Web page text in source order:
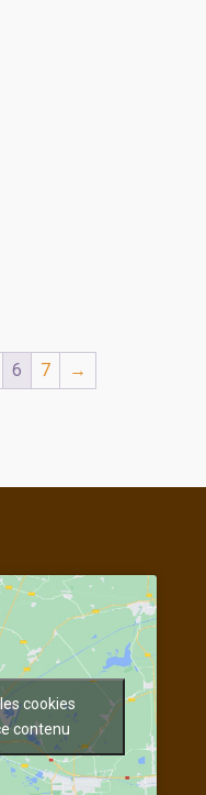
6 7 →
cookies
contenu